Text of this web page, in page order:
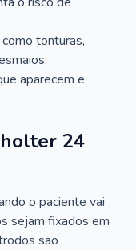
tonturas,
aparecem e
24
o paciente vai
sejam fixados em
são